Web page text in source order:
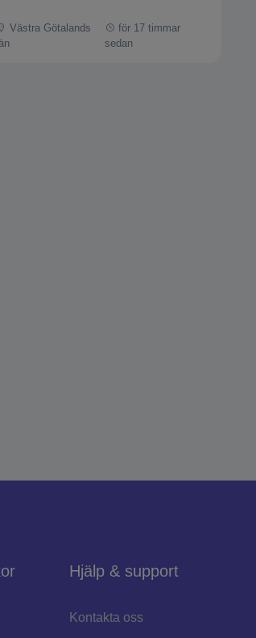
Västra Götalands
för 17 timmar
sedan
Hjälp & support
Kontakta oss